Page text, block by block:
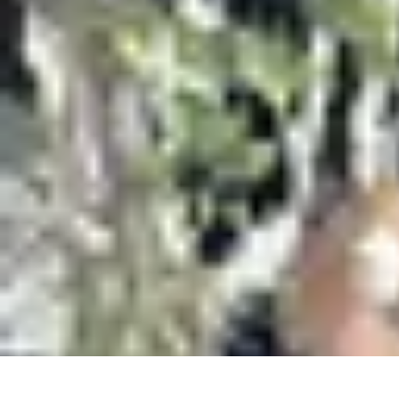
Voyager Lointain
Destinations
Budget et ÉconomieConseils de Voyage Technologie
Voyager Lointain